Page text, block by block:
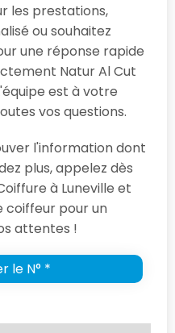
les prestations,
ou souhaitez
une réponse rapide
Natur Al Cut
est à votre
vos questions.
l'information dont
plus, appelez dès
à Luneville et
coiffeur pour un
attentes !
le N° *